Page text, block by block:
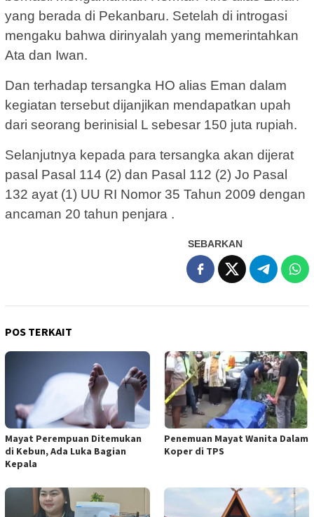
yang berada di Pekanbaru. Setelah di introgasi
mengaku bahwa dirinyalah yang memerintahkan
Ata dan Iwan.
Dan terhadap tersangka HO alias Eman dalam
kegiatan tersebut dijanjikan mendapatkan upah
dari seorang berinisial L sebesar 150 juta rupiah.
Selanjutnya kepada para tersangka akan dijerat
pasal Pasal 114 (2) dan Pasal 112 (2) Jo Pasal
132 ayat (1) UU RI Nomor 35 Tahun 2009 dengan
ancaman 20 tahun penjara .
SEBARKAN
POS TERKAIT
Mayat Perempuan Ditemukan
di Kebun, Ada Luka Bagian
Kepala
Penemuan Mayat Wanita Dalam
Koper di TPS